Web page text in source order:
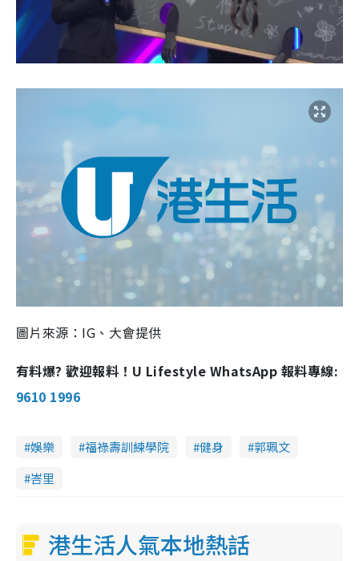
圖片來源：IG、大會提供
有料爆? 歡迎報料！U Lifestyle WhatsApp 報料專線:
9610 1996
娛樂 福祿壽訓練學院 健身
郭珮文
峇里
港生活人氣本地熱話